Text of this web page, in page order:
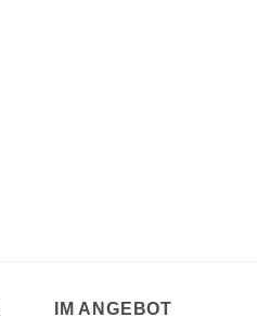
IM ANGEBOT